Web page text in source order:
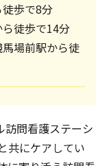
歩で8分
徒歩で14分
場前駅から徒
訪問看護ステーシ
共にケアしてい